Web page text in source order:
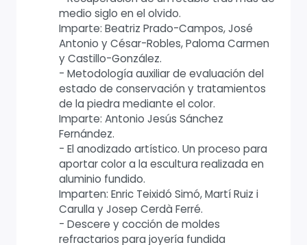
medio siglo en el olvido.
Imparte: Beatriz Prado-Campos, José
Antonio y César-Robles, Paloma Carmen
y Castillo-González.
- Metodología auxiliar de evaluación del
estado de conservación y tratamientos
de la piedra mediante el color.
Imparte: Antonio Jesús Sánchez
Fernández.
- El anodizado artístico. Un proceso para
aportar color a la escultura realizada en
aluminio fundido.
Imparten: Enric Teixidó Simó, Martí Ruiz i
Carulla y Josep Cerdà Ferré.
- Descere y cocción de moldes
refractarios para joyería fundida